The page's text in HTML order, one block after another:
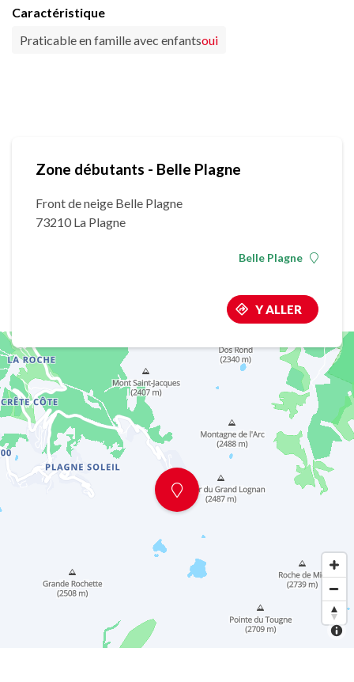
Caractéristique
Praticable en famille avec enfantsoui
Zone débutants - Belle Plagne
Front de neige Belle Plagne
73210 La Plagne
Belle Plagne
Y ALLER